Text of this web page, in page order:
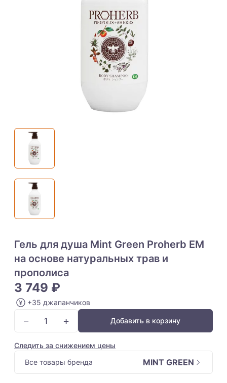
Гель для душа Mint Green Proherb EM
на основе натуральных трав и
прополиса
3 749 ₽
+35 джапанчиков
− + Добавить в корзину
Следить за снижением цены
Все товары бренда
MINT GREEN